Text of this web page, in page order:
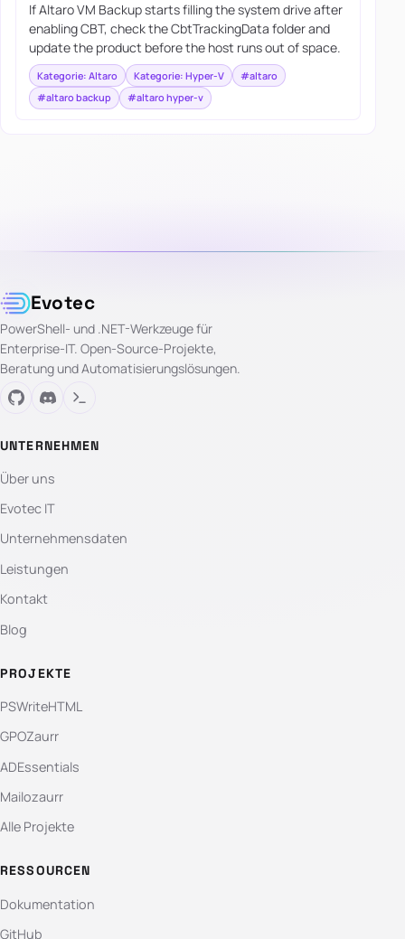
If Altaro VM Backup starts filling the system drive after
enabling CBT, check the CbtTrackingData folder and
update the product before the host runs out of space.
Kategorie: Altaro Kategorie: Hyper-V
#altaro
#altaro backup
#altaro hyper-v
Evotec
PowerShell- und .NET-Werkzeuge für
Enterprise-IT. Open-Source-Projekte,
Beratung und Automatisierungslösungen.
UNTERNEHMEN
Über uns
Evotec IT
Unternehmensdaten
Leistungen
Kontakt
Blog
PROJEKTE
PSWriteHTML
GPOZaurr
ADEssentials
Mailozaurr
Alle Projekte
RESSOURCEN
Dokumentation
GitHub